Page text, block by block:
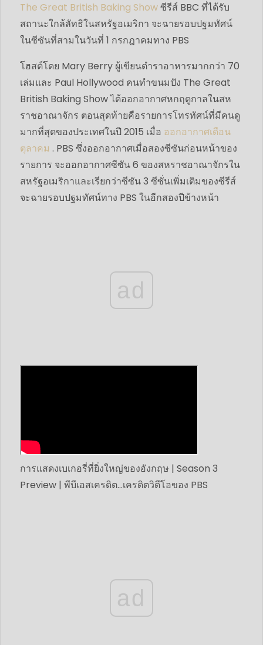
The Great British Baking Showซีรีส์ BBC ที่ได้รับ
สถานะใกล้ลัทธิในสหรัฐอเมริกา จะฉายรอบปฐมทัศน์
ในซีซันที่สามในวันที่ 1 กรกฎาคมทาง PBS
โฮสต์โดย Mary Berry ผู้เขียนตำราอาหารมากกว่า 70
เล่มและ Paul Hollywood คนทำขนมปัง The Great
British Baking Show ได้ออกอากาศหกฤดูกาลในสห
ราชอาณาจักร ตอนสุดท้ายคือรายการโทรทัศน์ที่มีคนดู
มากที่สุดของประเทศในปี 2015 เมื่อ ออกอากาศเดือน
ตุลาคม . PBS ซึ่งออกอากาศเมื่อสองซีซันก่อนหน้าของ
รายการ จะออกอากาศซีซัน 6 ของสหราชอาณาจักรใน
สหรัฐอเมริกาและเรียกว่าซีซัน 3 ซีซั่นเพิ่มเติมของซีรีส์
จะฉายรอบปฐมทัศน์ทาง PBS ในอีกสองปีข้างหน้า
ad
การแสดงเบเกอรี่ที่ยิ่งใหญ่ของอังกฤษ | Season 3
Preview | พีบีเอสเครดิต...เครดิตวิดีโอของ PBS
ad